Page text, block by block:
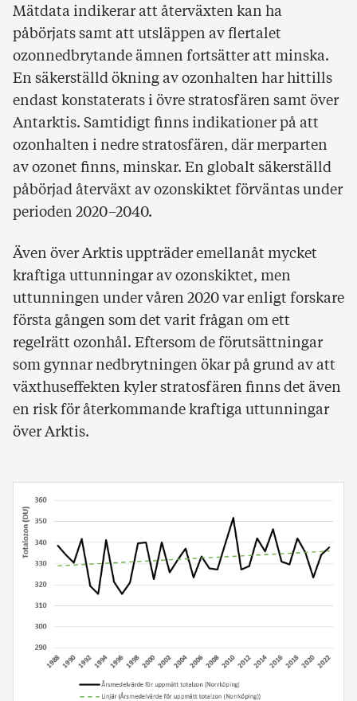
Mätdata indikerar att återväxten kan ha
påbörjats samt att utsläppen av flertalet
ozonnedbrytande ämnen fortsätter att minska.
En säkerställd ökning av ozonhalten har hittills
endast konstaterats i övre stratosfären samt över
Antarktis. Samtidigt finns indikationer på att
ozonhalten i nedre stratosfären, där merparten
av ozonet finns, minskar. En globalt säkerställd
påbörjad återväxt av ozonskiktet förväntas under
perioden 2020–2040.
Även över Arktis uppträder emellanåt mycket
kraftiga uttunningar av ozonskiktet, men
uttunningen under våren 2020 var enligt forskare
första gången som det varit frågan om ett
regelrätt ozonhål. Eftersom de förutsättningar
som gynnar nedbrytningen ökar på grund av att
växthuseffekten kyler stratosfären finns det även
en risk för återkommande kraftiga uttunningar
över Arktis.